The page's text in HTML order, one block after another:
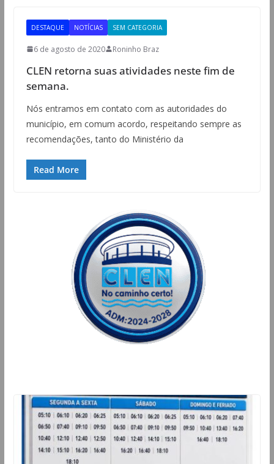
DESTAQUE NOTÍCIAS SEM CATEGORIA
6 de agosto de 2020 Roninho Braz
CLEN retorna suas atividades neste fim de
semana.
Nós entramos em contato com as autoridades do
município, em comum acordo, respeitando sempre as
recomendações, tanto do Ministério da
Read More